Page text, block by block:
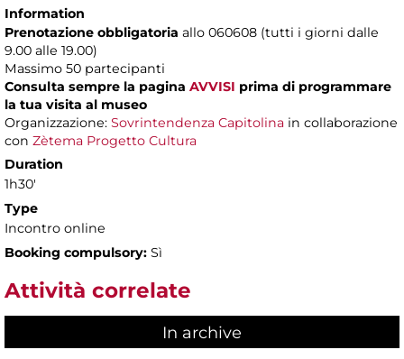
Information
Prenotazione obbligatoria allo 060608 (tutti i giorni dalle
9.00 alle 19.00)
Massimo 50 partecipanti
Consulta sempre la pagina AVVISI prima di programmare
la tua visita al museo
Organizzazione: Sovrintendenza Capitolina in collaborazione
con Zètema Progetto Cultura
Duration
1h30'
Type
Incontro online
Booking compulsory: Sì
Attività correlate
In archive